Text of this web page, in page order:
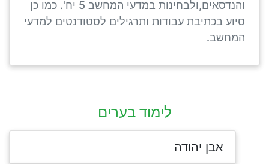
והנדסאים,ולבחינות במדעי המחשב 5 יח'. כמו כן
סיוע בכתיבת עבודות ותרגילים לסטודנטים למדעי
המחשב.
לימוד בערים
אבן יהודה